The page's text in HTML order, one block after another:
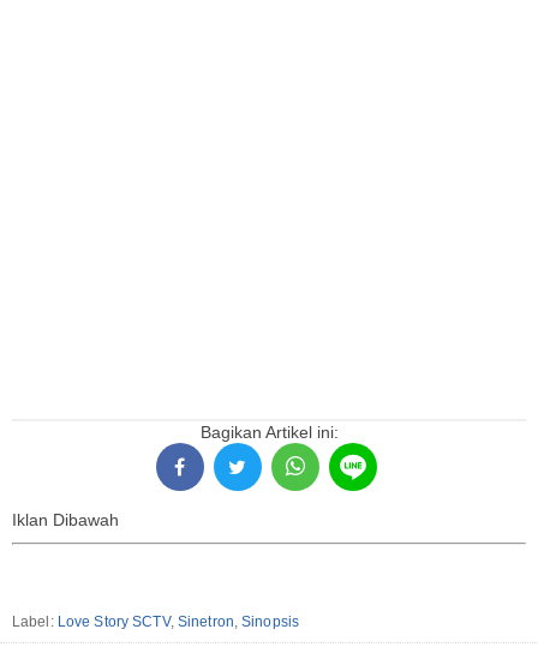
Bagikan Artikel ini:
Iklan Dibawah
Label: Love Story SCTV, Sinetron,Sinopsis